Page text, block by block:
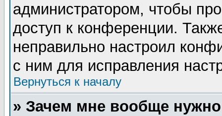
администратором, чтобы
доступ к конференции.
неправильно настроил
с ним для исправления
Вернуться к началу
» Зачем мне вообще нужно